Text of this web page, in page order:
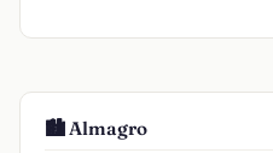
🏙️ Almagro